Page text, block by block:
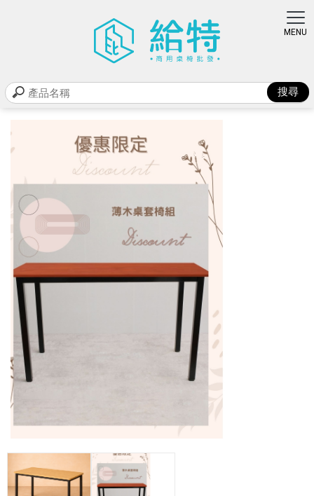
商品類別
首頁>商品類別
120x60黃松木桌面(薄)+四柱桌腳